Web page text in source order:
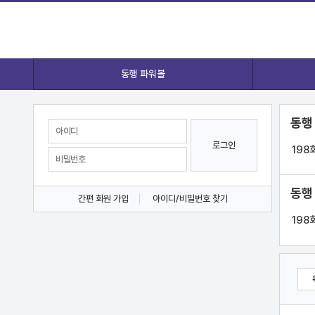
동행 파워볼
로그인
간편 회원 가입 아이디/비밀번호 찾기
동
198
동
198